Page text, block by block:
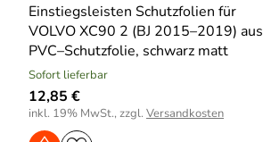
Einstiegsleisten Schutzfolien für
VOLVO XC90 2 (BJ 2015–2019) aus
PVC–Schutzfolie, schwarz matt
Sofort lieferbar
12,85 €
inkl. 19% MwSt., zzgl. Versandkosten